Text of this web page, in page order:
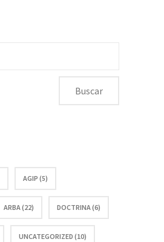
AGIP (5)
ARBA (22) DOCTRINA (6)
UNCATEGORIZED (10)